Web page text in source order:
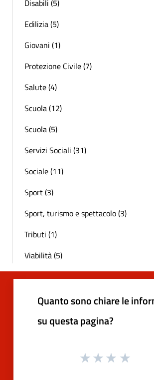
Disabili (5)
Edilizia (5)
Giovani (1)
Protezione Civile (7)
Salute (4)
Scuola (12)
Scuola (5)
Servizi Sociali (31)
Sociale (11)
Sport (3)
Sport, turismo e spettacolo (3)
Tributi (1)
Viabilità (5)
Quanto sono chiare le
su questa pagina?